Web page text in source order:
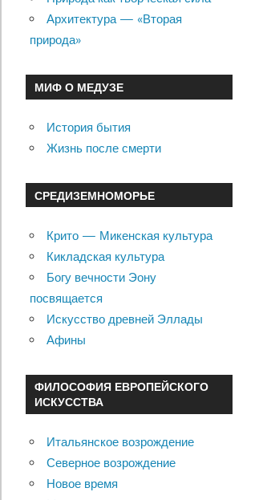
Архитектура — «Вторая
природа»
МИФ О МЕДУЗЕ
История бытия
Жизнь после смерти
СРЕДИЗЕМНОМОРЬЕ
Крито — Микенская культура
Кикладская культура
Богу вечности Эону
посвящается
Искусство древней Эллады
Афины
ФИЛОСОФИЯ ЕВРОПЕЙСКОГО
ИСКУССТВА
Итальянское возрождение
Северное возрождение
Новое время